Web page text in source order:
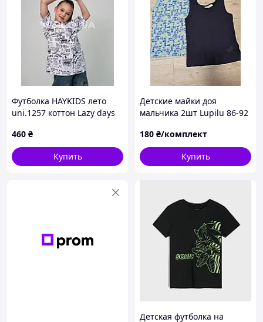
Футболка HAYKIDS лето
uni.1257 коттон Lazy days
460 ₴
Купить
Детские майки доя
мальчика 2шт Lupilu 86-92
180 ₴/комплект
Купить
Детская футболка на